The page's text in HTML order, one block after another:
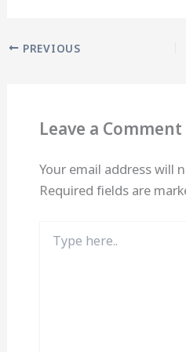
PREVIOUS
Leave a Comment
Your email address will
Required fields are
here..